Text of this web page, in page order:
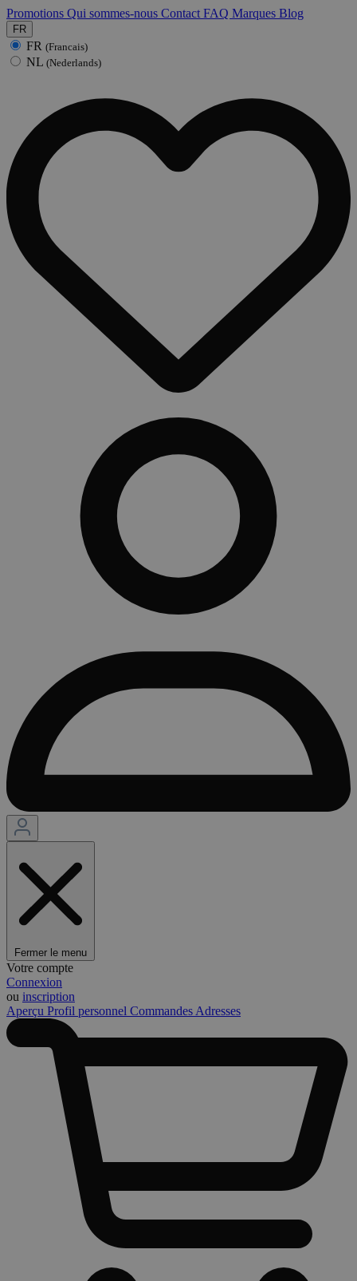
Promotions Qui sommes-nous Contact FAQ Marques Blog
FR
FR (Francais)
NL (Nederlands)
Fermer le menu
Votre compte
Connexion
ou inscription
Aperçu Profil personnel Commandes Adresses